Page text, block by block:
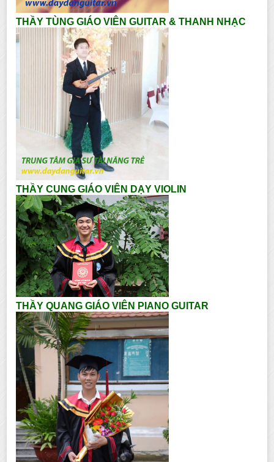
THẦY TÙNG GIÁO VIÊN GUITAR & THANH NHẠC
THẦY CUNG GIÁO VIÊN DẠY VIOLIN
THẦY QUANG GIÁO VIÊN PIANO GUITAR